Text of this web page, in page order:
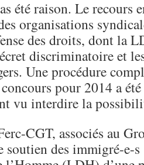
été raison. Le recours
organisations
des droits, dont la
discriminatoire et
Une procédure
pour 2014 a
vu interdire la
CGT, associés au
soutien des immigré-e-